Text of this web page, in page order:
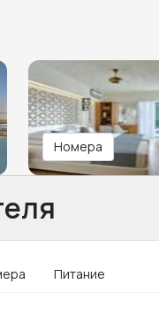
Номера
Питание